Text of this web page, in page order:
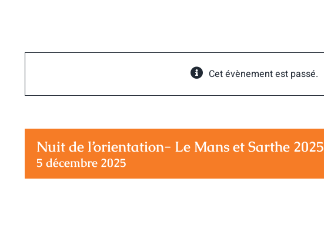
Cet évènement est passé.
Nuit de l’orientation- Le Mans et Sarthe 2025
5 décembre 2025